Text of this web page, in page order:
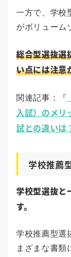
一方で、学校
がボリューム
総合型選抜選
い点には注意
関連記事：『
入試）のメリ
試との違いは
学校推薦
学校型選抜と
す。
学校推薦型選
まざまな書類